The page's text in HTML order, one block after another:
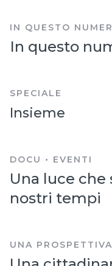
IN QUESTO
In questo
SPECIALE
Insieme
DOCU • EVENTI
Una luce che
nostri tempi
UNA